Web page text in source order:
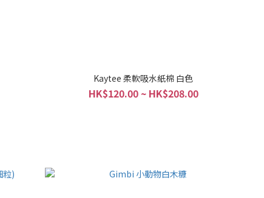
Kaytee 柔軟吸水紙棉 白色
HK$120.00 ~ HK$208.00